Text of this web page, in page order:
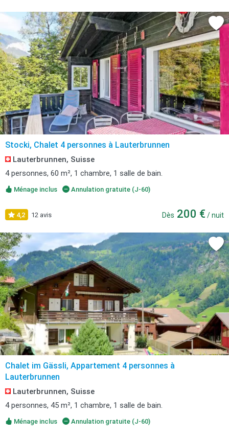
Stocki, Chalet 4 personnes à Lauterbrunnen
Lauterbrunnen, Suisse
4 personnes, 60 m², 1 chambre, 1 salle de bain.
Ménage inclus Annulation gratuite (J-60)
4,2 12 avis Dès 200 € / nuit
Chalet im Gässli, Appartement 4 personnes à
Lauterbrunnen
Lauterbrunnen, Suisse
4 personnes, 45 m², 1 chambre, 1 salle de bain.
Ménage inclus Annulation gratuite (J-60)